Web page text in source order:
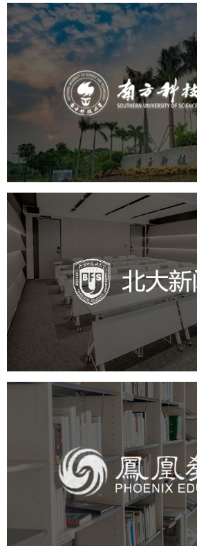
南方科技
高校 大学网站建设
学校网站建设
教育
北外新闻
培训教育 品牌官网 高校
教育网站建设
凤凰教育
培训教育 高校 教育网站建设
大学网站建设
高校网